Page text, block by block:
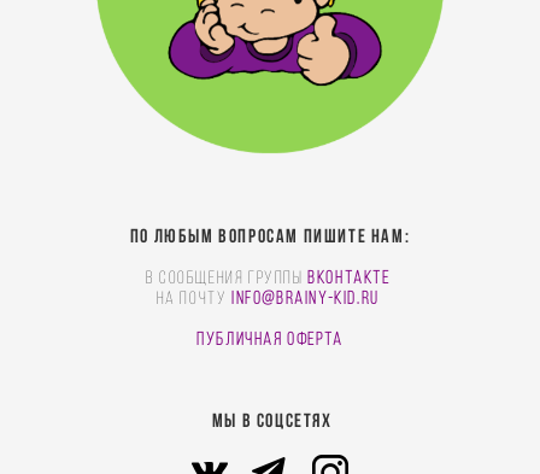
По любым вопросам пишите нам:
В сообщения группы Вконтакте
На почту
info@brainy-kid.ru
Публичная оферта
МЫ В СОЦСЕТЯХ